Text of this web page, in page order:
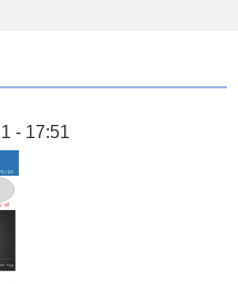
- 17:51